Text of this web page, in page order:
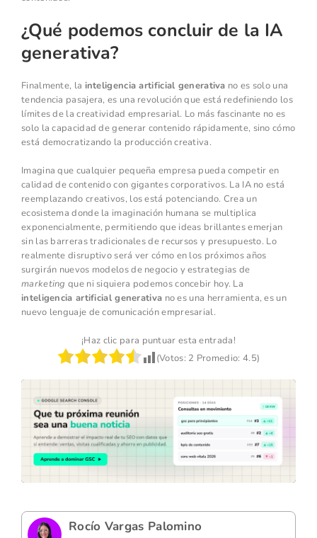
¿Qué podemos concluir de la IA
generativa?
Finalmente, la inteligencia artificial generativa no es solo una
tendencia pasajera, es una revolución que está redefiniendo los
límites de la creatividad empresarial. Lo más fascinante no es
solo la capacidad de generar contenido rápidamente, sino cómo
está democratizando la producción creativa.
Imagina que cualquier pequeña empresa pueda competir en
calidad de contenido con gigantes corporativos. La IA no está
reemplazando creativos, los está potenciando. Crea un
ecosistema donde la imaginación humana se multiplica
exponencialmente, permitiendo que ideas brillantes emerjan
sin las barreras tradicionales de recursos y presupuesto. Lo
realmente disruptivo será ver cómo en los próximos años
surgirán nuevos modelos de negocio y estrategias de
marketing que ni siquiera podemos concebir hoy. La
inteligencia artificial generativa no es una herramienta, es un
nuevo lenguaje de comunicación empresarial.
¡Haz clic para puntuar esta entrada!
(Votos: 2 Promedio: 4.5)
Rocío Vargas Palomino